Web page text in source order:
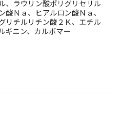
、ラウリン酸ポリグリセリル
酸Ｎａ、ヒアルロン酸Ｎａ、
リチルリチン酸２Ｋ、エチル
ギニン、カルボマー